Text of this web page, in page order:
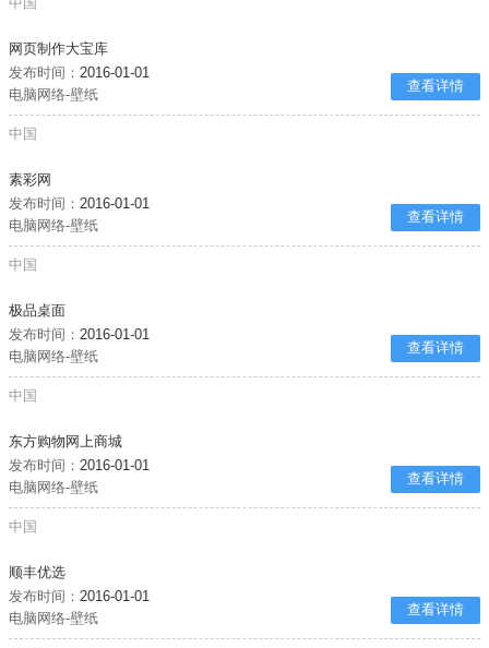
网页制作大宝库
发布时间：2016-01-01
电脑网络-壁纸
查看详情
中国
素彩网
发布时间：2016-01-01
电脑网络-壁纸
查看详情
中国
极品桌面
发布时间：2016-01-01
电脑网络-壁纸
查看详情
中国
东方购物网上商城
发布时间：2016-01-01
电脑网络-壁纸
查看详情
中国
顺丰优选
发布时间：2016-01-01
电脑网络-壁纸
查看详情